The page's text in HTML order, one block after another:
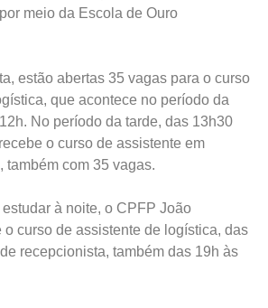
meio da Escola de Ouro
estão abertas 35 vagas para o curso
que acontece no período da
No período da tarde, das 13h30
o curso de assistente em
também com 35 vagas.
à noite, o CPFP João
o curso de assistente de logística, das
recepcionista, também das 19h às